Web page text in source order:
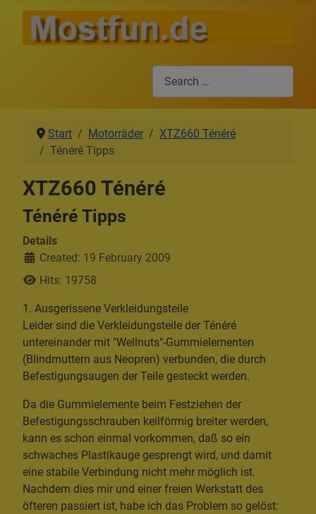
Start Motorräder
XTZ660 Ténéré
Ténéré Tipps
XTZ660 Ténéré
Ténéré Tipps
Details
Created: 19 February 2009
Hits: 19758
1. Ausgerissene Verkleidungsteile
Leider sind die Verkleidungsteile der Ténéré
untereinander mit "Wellnuts"-Gummielementen
(Blindmuttern aus Neopren) verbunden, die durch
Befestigungsaugen der Teile gesteckt werden.
Da die Gummielemente beim Festziehen der
Befestigungsschrauben keilförmig breiter werden,
kann es schon einmal vorkommen, daß so ein
schwaches Plastikauge gesprengt wird, und damit
eine stabile Verbindung nicht mehr möglich ist.
Nachdem dies mir und einer freien Werkstatt des
öfteren passiert ist, habe ich das Problem so gelöst: